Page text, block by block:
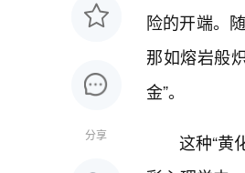
分享
险的开端。
那如熔岩般
金”。
这种“黄